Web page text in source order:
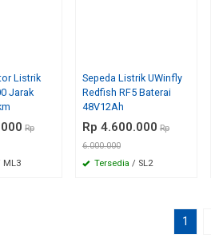
Listrik
Jarak
Rp
ML3
Sepeda Listrik UWinfly
Redfish RF5 Baterai
48V12Ah
Rp 4.600.000 Rp
6.000.000
Tersedia / SL2
1